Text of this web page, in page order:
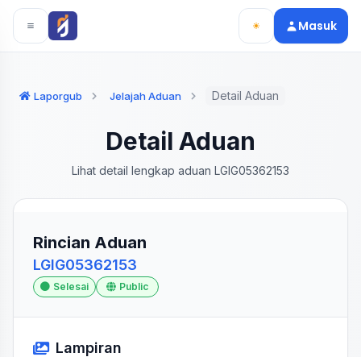
Langsung ke konten utama
Langsung ke navigasi
Masuk
Laporgub Jelajah Aduan Detail Aduan
Detail Aduan
Lihat detail lengkap aduan LGIG05362153
Rincian Aduan
LGIG05362153
Selesai Public
Lampiran